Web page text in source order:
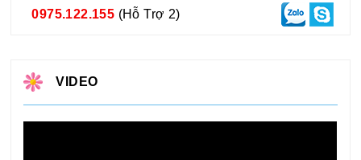
0975.122.155 (Hỗ Trợ 2)
VIDEO